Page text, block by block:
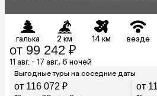
галька 2 км 14 км везде
от 99 242 ₽
11 авг. - 17 авг., 6 ночей
Выгодные туры на соседние даты
от 116 072 ₽ от